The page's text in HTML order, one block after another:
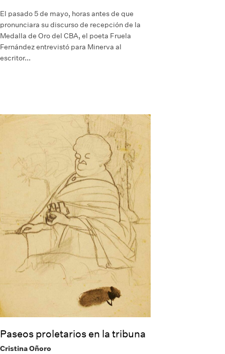
El pasado 5 de mayo, horas antes de que
pronunciara su discurso de recepción de la
Medalla de Oro del CBA, el poeta Fruela
Fernández entrevistó para Minerva al
escritor...
Paseos proletarios en la tribuna
Cristina Oñoro